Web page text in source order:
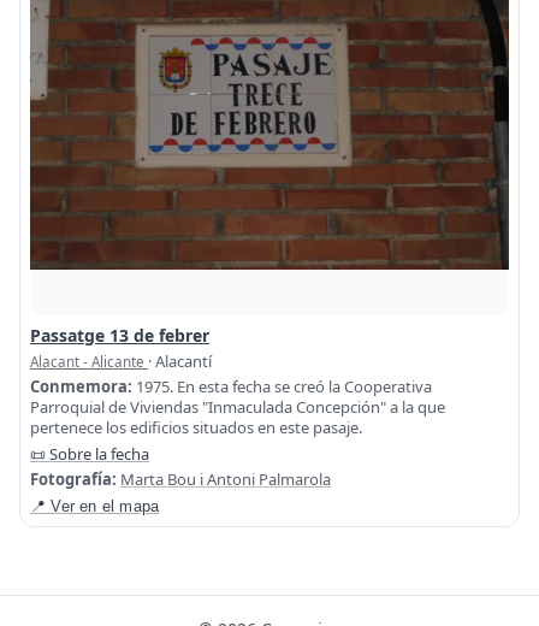
Passatge 13 de febrer
Alacant - Alicante · Alacantí
Conmemora: 1975. En esta fecha se creó la Cooperativa
Parroquial de Viviendas "Inmaculada Concepción" a la que
pertenece los edificios situados en este pasaje.
📜 Sobre la fecha
Fotografía: Marta Bou i Antoni Palmarola
📍 Ver en el mapa